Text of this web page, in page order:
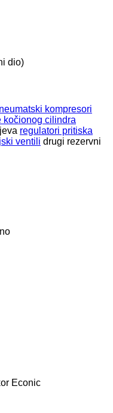
dio)
kompresori
kočionog cilindra
regulatori pritiska
ventili drugi rezervni
Econic